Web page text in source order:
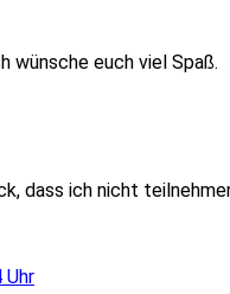
wünsche euch viel Spaß.
dass ich nicht
Uhr